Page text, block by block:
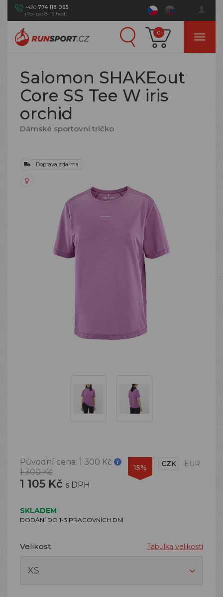
+420 774 118 065
(Po–pá: 8–15 hod.)
0
Salomon SHAKEout
Core SS Tee W iris
orchid
Dámské sportovní tričko
Doprava zdarma
Původní cena: 1 300 Kč
1 300 Kč
1 105 Kč s DPH
15% CZK EUR
SKLADEM
DODÁNÍ DO 1-3 PRACOVNÍCH DNÍ
Velikost Tabulka velikostí